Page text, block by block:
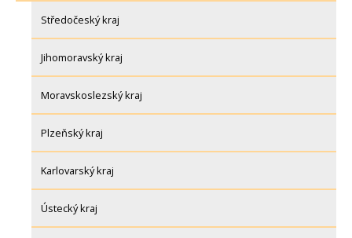
Středočeský kraj
Jihomoravský kraj
Moravskoslezský kraj
Plzeňský kraj
Karlovarský kraj
Ústecký kraj